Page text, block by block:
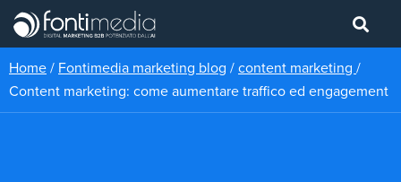
Home / Fontimedia marketing blog / content marketing /
Content marketing: come aumentare traffico ed engagement